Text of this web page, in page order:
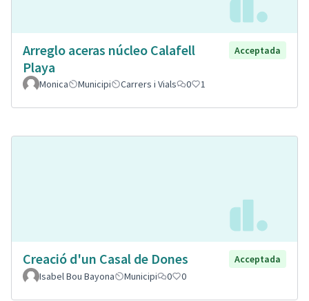
Arreglo aceras núcleo Calafell
Playa
Acceptada
Monica Municipi Carrers i Vials 0 1
Creació d'un Casal de Dones
Acceptada
Isabel Bou Bayona
Municipi 0 0